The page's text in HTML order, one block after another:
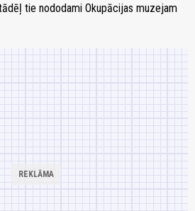
tie nododami Okupācijas muzejam